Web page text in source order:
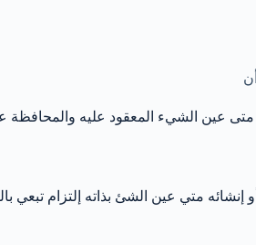
عين الشيء المعقود عليه والمحافظة
إنشائه متي عين الشئ بذاته إلتزام